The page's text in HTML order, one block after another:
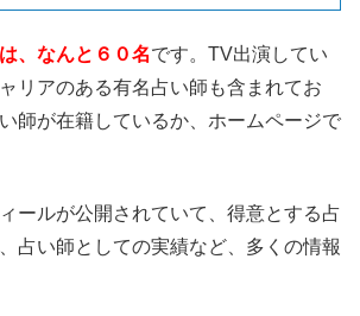
、なんと６０名です。TV出演してい
リアのある有名占い師も含まれてお
師が在籍しているか、ホームページで
ールが公開されていて、得意とする占
占い師としての実績など、多くの情報